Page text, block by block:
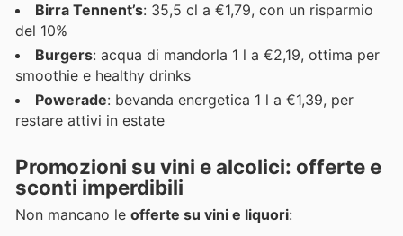
Birra Tennent’s: 35,5 cl a €1,79, con un risparmio
del 10%
Burgers: acqua di mandorla 1 l a €2,19, ottima per
smoothie e healthy drinks
Powerade: bevanda energetica 1 l a €1,39, per
restare attivi in estate
Promozioni su vini e alcolici: offerte e
sconti imperdibili
Non mancano le offerte su vini e liquori: